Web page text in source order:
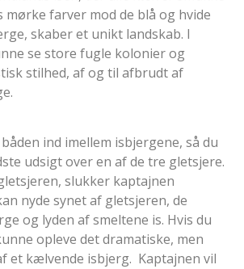
mørke farver mod de blå og hvide
skaber et unikt landskab. I
se store fugle kolonier og
stilhed, af og til afbrudt af
ind imellem isbjergene, så du
udsigt over en af de tre gletsjere.
slukker kaptajnen
nyde synet af gletsjeren, de
og lyden af smeltene is. Hvis du
opleve det dramatiske, men
et kælvende isbjerg. Kaptajnen vil